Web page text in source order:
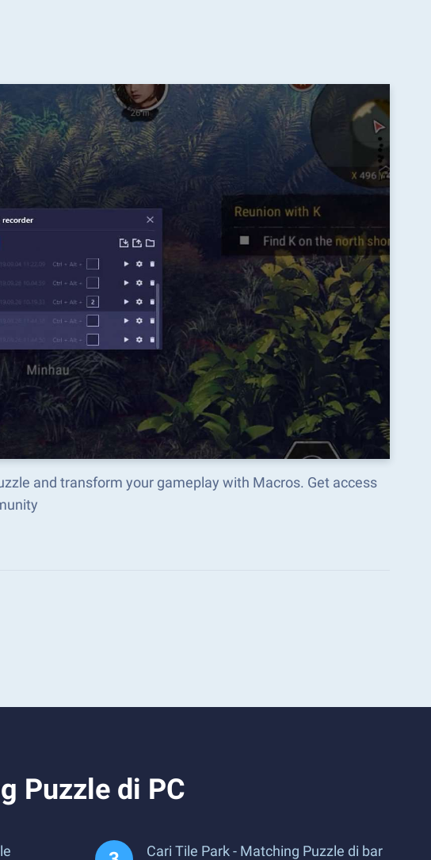
and transform your gameplay with Macros. Get access
Puzzle di PC
Cari Tile Park - Matching Puzzle di bar